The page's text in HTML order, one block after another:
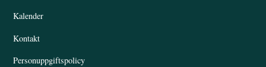
Kalender
Kontakt
Personuppgiftspolicy